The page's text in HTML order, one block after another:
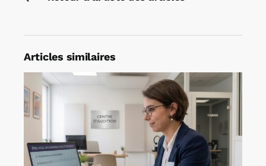
Articles similaires